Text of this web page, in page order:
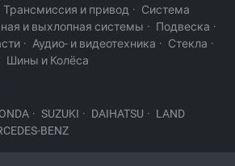
Трансмиссия и привод · Система
и выхлопная системы · Подвеска ·
· Аудио- и видеотехника · Стекла ·
Шины и Колёса
· SUZUKI · DAIHATSU · LAND
BENZ